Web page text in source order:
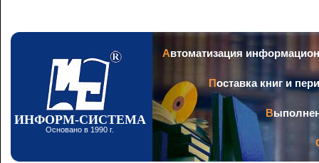
ИНФОРМ-СИСТЕМА
Основано в 1990 г.
Автоматизация
Поставка книг и